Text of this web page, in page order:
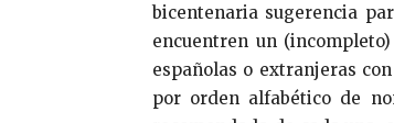
bicentenaria sugerencia
encuentren un
españolas o extranjeras
por orden alfabético de